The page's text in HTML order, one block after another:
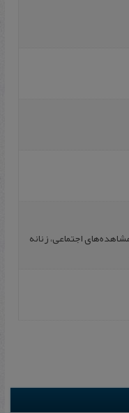
اجتماعی، زنانه